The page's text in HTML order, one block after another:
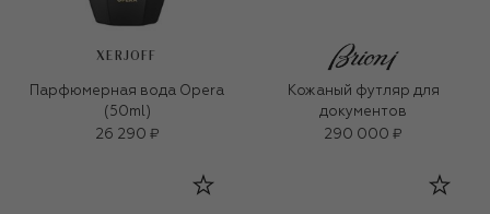
XERJOFF
Парфюмерная вода Opera
(50ml)
26 290 ₽
Кожаный футляр для
документов
290 000 ₽